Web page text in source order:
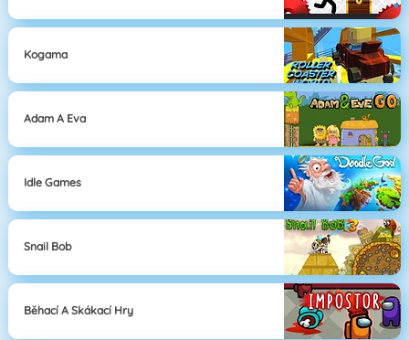
Kogama
Adam A Eva
Idle Games
Snail Bob
Běhací A Skákací Hry